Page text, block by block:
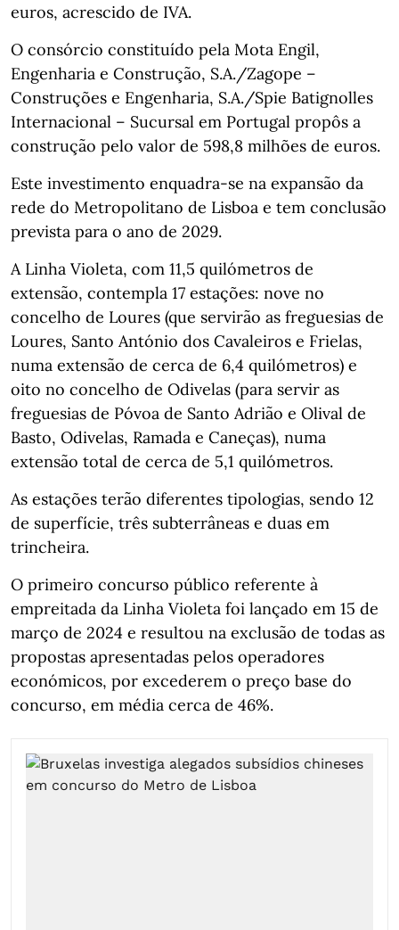
euros, acrescido de IVA.
O consórcio constituído pela Mota Engil,
Engenharia e Construção, S.A./Zagope –
Construções e Engenharia, S.A./Spie Batignolles
Internacional – Sucursal em Portugal propôs a
construção pelo valor de 598,8 milhões de euros.
Este investimento enquadra-se na expansão da
rede do Metropolitano de Lisboa e tem conclusão
prevista para o ano de 2029.
A Linha Violeta, com 11,5 quilómetros de
extensão, contempla 17 estações: nove no
concelho de Loures (que servirão as freguesias de
Loures, Santo António dos Cavaleiros e Frielas,
numa extensão de cerca de 6,4 quilómetros) e
oito no concelho de Odivelas (para servir as
freguesias de Póvoa de Santo Adrião e Olival de
Basto, Odivelas, Ramada e Caneças), numa
extensão total de cerca de 5,1 quilómetros.
As estações terão diferentes tipologias, sendo 12
de superfície, três subterrâneas e duas em
trincheira.
O primeiro concurso público referente à
empreitada da Linha Violeta foi lançado em 15 de
março de 2024 e resultou na exclusão de todas as
propostas apresentadas pelos operadores
económicos, por excederem o preço base do
concurso, em média cerca de 46%.